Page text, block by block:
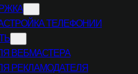
ТЕЛЕФОНИИ
ВЕБМАСТЕРА
РЕКЛАМОДАТЕЛЯ